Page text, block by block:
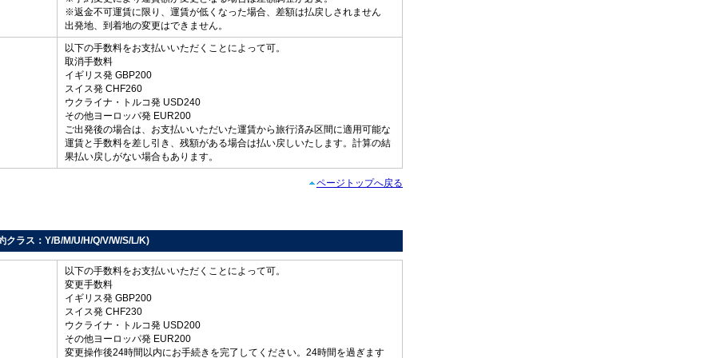
※返金不可運賃に限り、運賃が低くなった場合、差額は払戻しされません
出発地、到着地の変更はできません。
以下の手数料をお支払いいただくことによって可。
取消手数料
イギリス発 GBP200
スイス発 CHF260
ウクライナ・トルコ発 USD240
その他ヨーロッパ発 EUR200
ご出発後の場合は、お支払いいただいた運賃から旅行済み区間に適用可能な
運賃と手数料を差し引き、残額がある場合は払い戻しいたします。計算の結
果払い戻しがない場合もあります。
ページトップへ戻る
クラス：Y/B/M/U/H/Q/V/W/S/L/K)
以下の手数料をお支払いいただくことによって可。
変更手数料
イギリス発 GBP200
スイス発 CHF230
ウクライナ・トルコ発 USD200
その他ヨーロッパ発 EUR200
変更操作後24時間以内にお手続きを完了してください。24時間を過ぎます